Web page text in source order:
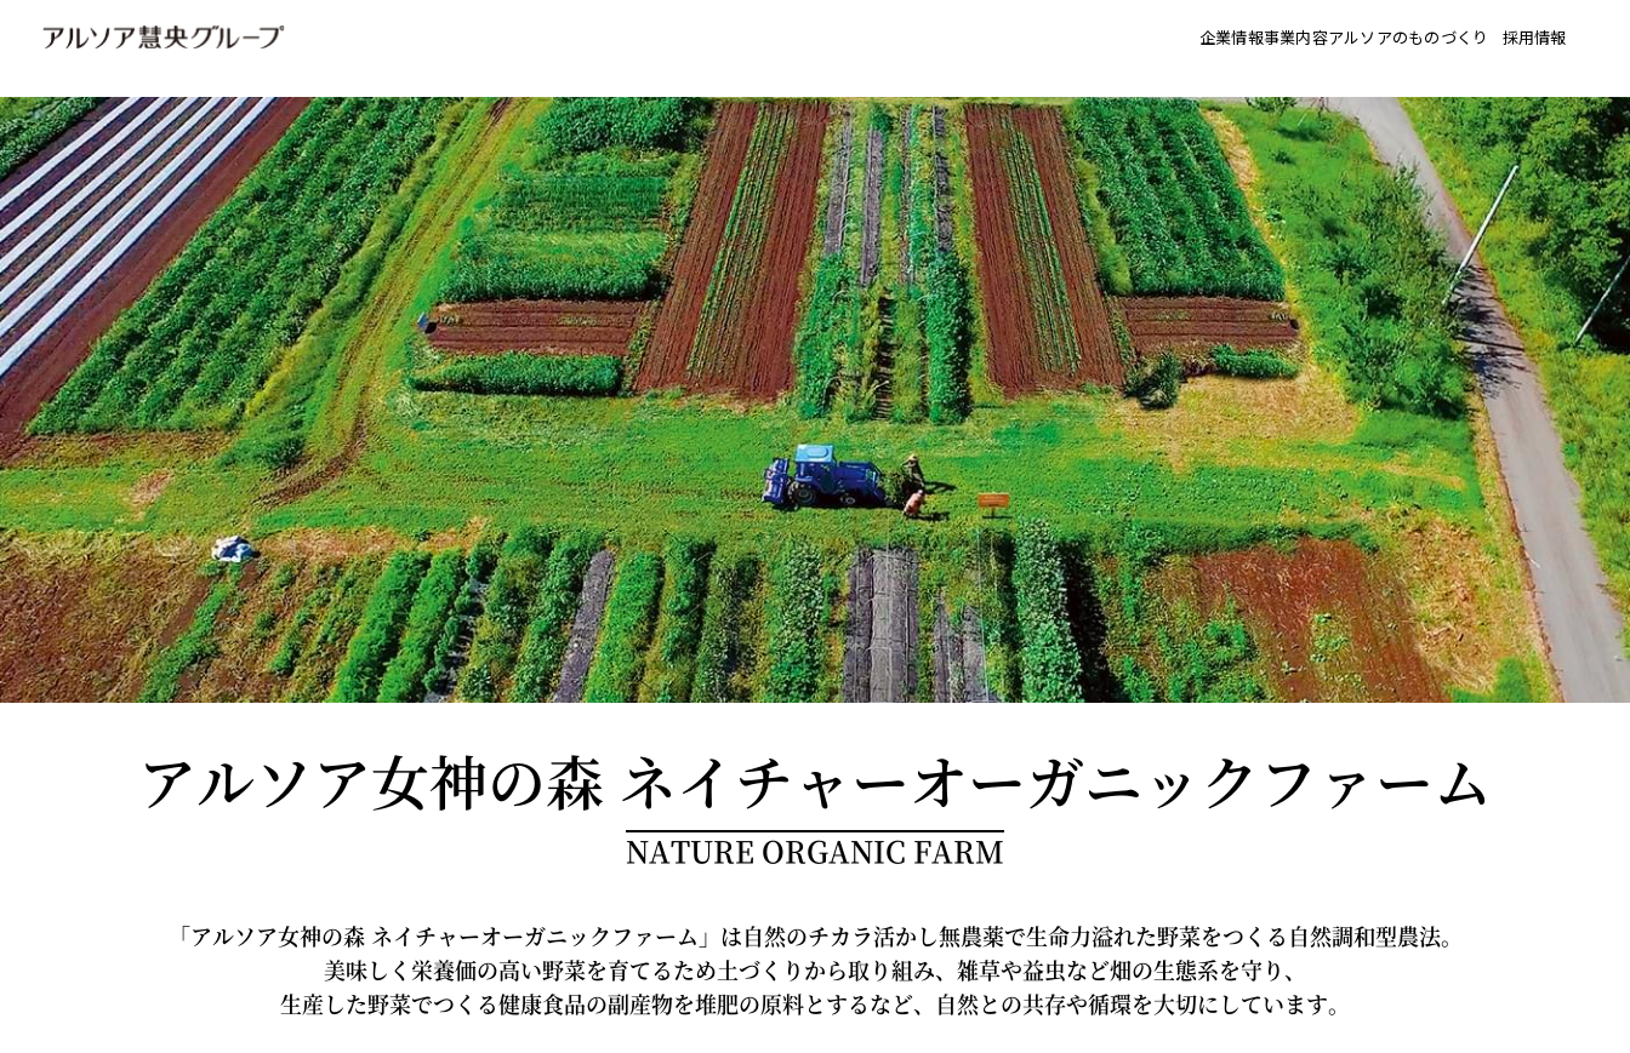
企業情報事業内容アルソアのものづくり 採用情報
アルソア女神の森 ネイチャーオーガニックファーム
NATURE ORGANIC FARM
「アルソア女神の森 ネイチャーオーガニックファーム」は自然のチカラ活かし無農薬で生命力溢れた野菜をつくる自然調和型農法。
美味しく栄養価の高い野菜を育てるため土づくりから取り組み、雑草や益虫など畑の生態系を守り、
生産した野菜でつくる健康食品の副産物を堆肥の原料とするなど、自然との共存や循環を大切にしています。